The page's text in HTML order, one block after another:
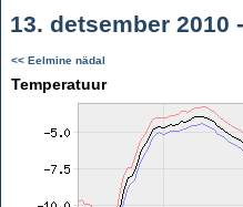
13. detsember 2010
<< Eelmine nädal
Temperatuur